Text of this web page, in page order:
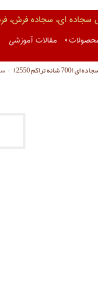
سجاده ای، سجاده فرش،
مقالات آموزشی
شانه تراکم 2550)